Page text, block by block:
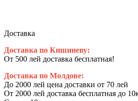
Доставка
Доставка по Кишиневу:
От 500 лей доставка бесплатная!
Доставка по Молдове:
До 2000 лей цена доставки от 70 лей
От 2000 лей доставка бесплатная до